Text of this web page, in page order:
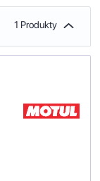
1 Produkty